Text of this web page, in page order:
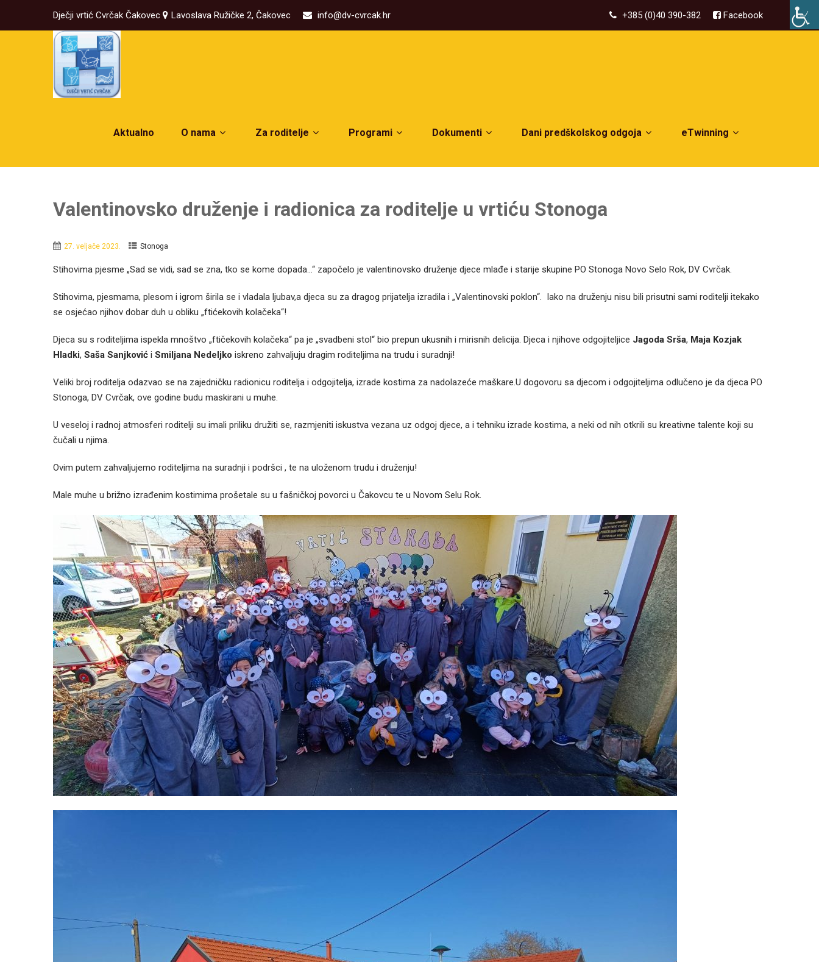
Dječji vrtić Cvrčak Čakovec Lavoslava Ružičke 2, Čakovec info@dv-cvrcak.hr +385 (0)40 390-382 Facebook
Aktualno O nama Za roditelje Programi Dokumenti Dani predškolskog odgoja eTwinning
Valentinovsko druženje i radionica za roditelje u vrtiću Stonoga
27. veljače 2023. Stonoga
Stihovima pjesme „Sad se vidi, sad se zna, tko se kome dopada…“ započelo je valentinovsko druženje djece mlađe i starije skupine PO Stonoga Novo Selo Rok, DV Cvrčak.
Stihovima, pjesmama, plesom i igrom širila se i vladala ljubav,a djeca su za dragog prijatelja izradila i „Valentinovski poklon“. Iako na druženju nisu bili prisutni sami roditelji itekako
se osjećao njihov dobar duh u obliku „ftićekovih kolačeka“!
Djeca su s roditeljima ispekla mnoštvo „ftičekovih kolačeka“ pa je „svadbeni stol“ bio prepun ukusnih i mirisnih delicija. Djeca i njihove odgojiteljice Jagoda Srša, Maja Kozjak
Hladki, Saša Sanjković i Smiljana Nedeljko iskreno zahvaljuju dragim roditeljima na trudu i suradnji!
Veliki broj roditelja odazvao se na zajedničku radionicu roditelja i odgojitelja, izrade kostima za nadolazeće maškare.U dogovoru sa djecom i odgojiteljima odlučeno je da djeca PO
Stonoga, DV Cvrčak, ove godine budu maskirani u muhe.
U veseloj i radnoj atmosferi roditelji su imali priliku družiti se, razmjeniti iskustva vezana uz odgoj djece, a i tehniku izrade kostima, a neki od nih otkrili su kreativne talente koji su
čučali u njima.
Ovim putem zahvaljujemo roditeljima na suradnji i podršci , te na uloženom trudu i druženju!
Male muhe u brižno izrađenim kostimima prošetale su u fašničkoj povorci u Čakovcu te u Novom Selu Rok.